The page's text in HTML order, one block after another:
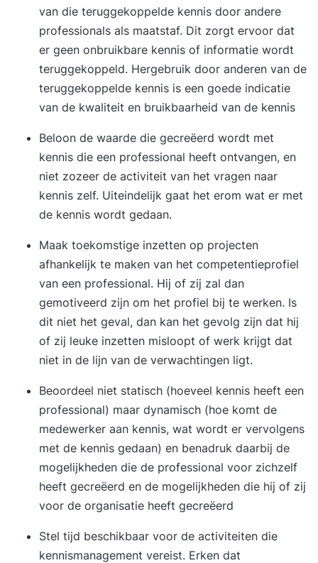
van die teruggekoppelde kennis door andere
professionals als maatstaf. Dit zorgt ervoor dat
er geen onbruikbare kennis of informatie wordt
teruggekoppeld. Hergebruik door anderen van de
teruggekoppelde kennis is een goede indicatie
van de kwaliteit en bruikbaarheid van de kennis
Beloon de waarde die gecreëerd wordt met
kennis die een professional heeft ontvangen, en
niet zozeer de activiteit van het vragen naar
kennis zelf. Uiteindelijk gaat het erom wat er met
de kennis wordt gedaan.
Maak toekomstige inzetten op projecten
afhankelijk te maken van het competentieprofiel
van een professional. Hij of zij zal dan
gemotiveerd zijn om het profiel bij te werken. Is
dit niet het geval, dan kan het gevolg zijn dat hij
of zij leuke inzetten misloopt of werk krijgt dat
niet in de lijn van de verwachtingen ligt.
Beoordeel niet statisch (hoeveel kennis heeft een
professional) maar dynamisch (hoe komt de
medewerker aan kennis, wat wordt er vervolgens
met de kennis gedaan) en benadruk daarbij de
mogelijkheden die de professional voor zichzelf
heeft gecreëerd en de mogelijkheden die hij of zij
voor de organisatie heeft gecreëerd
Stel tijd beschikbaar voor de activiteiten die
kennismanagement vereist. Erken dat